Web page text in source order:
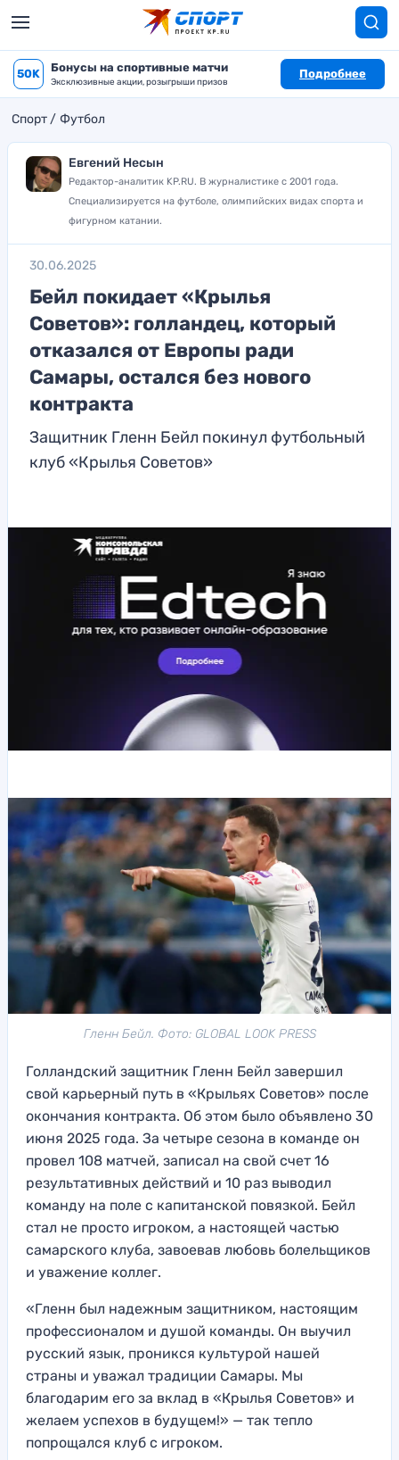
50K Бонусы на спортивные матчи
Эксклюзивные акции, розыгрыши призов
Подробнее
Спорт Футбол
Евгений Несын
Редактор-аналитик KP.RU. В журналистике с 2001 года.
Специализируется на футболе, олимпийских видах спорта и
фигурном катании.
30.06.2025
Бейл покидает «Крылья
Советов»: голландец, который
отказался от Европы ради
Самары, остался без нового
контракта
Защитник Гленн Бейл покинул футбольный
клуб «Крылья Советов»
Гленн Бейл. Фото: GLOBAL LOOK PRESS
Голландский защитник Гленн Бейл завершил
свой карьерный путь в «Крыльях Советов» после
окончания контракта. Об этом было объявлено 30
июня 2025 года. За четыре сезона в команде он
провел 108 матчей, записал на свой счет 16
результативных действий и 10 раз выводил
команду на поле с капитанской повязкой. Бейл
стал не просто игроком, а настоящей частью
самарского клуба, завоевав любовь болельщиков
и уважение коллег.
«Гленн был надежным защитником, настоящим
профессионалом и душой команды. Он выучил
русский язык, проникся культурой нашей
страны и уважал традиции Самары. Мы
благодарим его за вклад в «Крылья Советов» и
желаем успехов в будущем!» — так тепло
попрощался клуб с игроком.